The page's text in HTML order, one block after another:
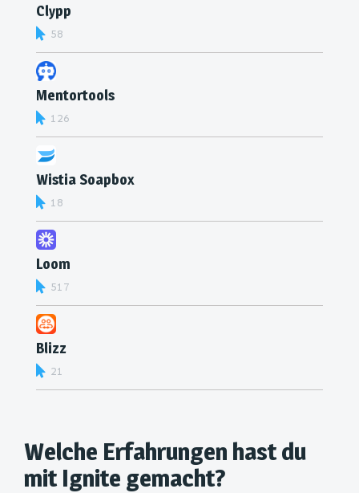
Clypp
58
Mentortools
126
Wistia Soapbox
18
Loom
517
Blizz
21
Welche Erfahrungen hast du
mit Ignite gemacht?